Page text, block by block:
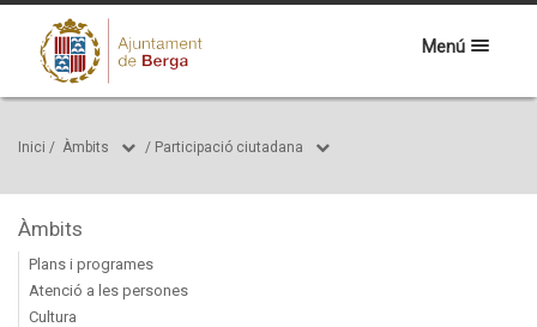
Menú
Inici / Àmbits / Participació ciutadana
Àmbits
Plans i programes
Atenció a les persones
Cultura